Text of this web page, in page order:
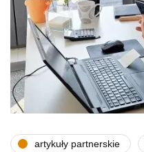
artykuły partnerskie